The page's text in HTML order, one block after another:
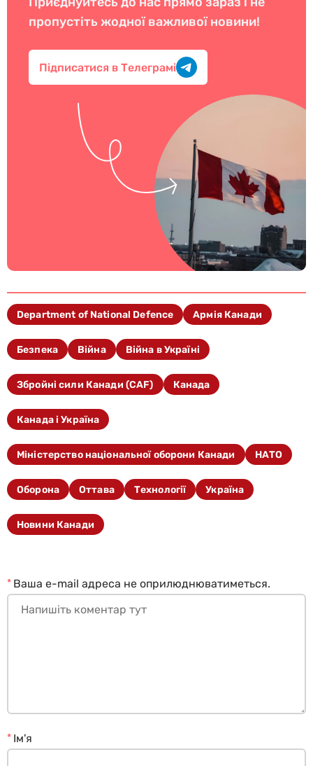
пропустіть жодної важливої новини!
Підписатися в Телеграмі
Department of National Defence Армія Канади
Безпека Війна Війна в Україні
Збройні сили Канади (CAF) Канада
Канада і Україна
Міністерство національної оборони Канади НАТО
Оборона Оттава Технології Україна
Новини Канади
Ваша e-mail адреса не оприлюднюватиметься.
*
Ім'я
*